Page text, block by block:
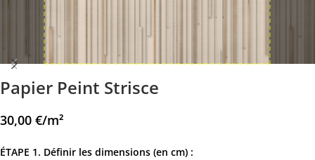
Papier Peint Strisce
30,00 €/m²
ÉTAPE 1. Définir les dimensions (en cm) :